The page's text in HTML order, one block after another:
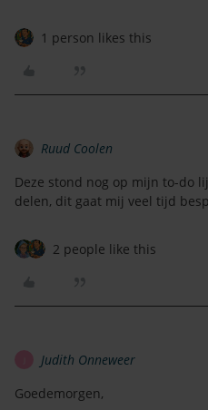
1 person likes this
Ruud Coolen
Deze stond nog op mijn to-do
delen, dit gaat mij veel tijd
2 people like this
Judith Onneweer
Goedemorgen,